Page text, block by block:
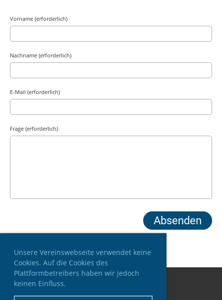
Unsere Vereinswebseite verwendet keine
Cookies. Auf die Cookies des
Plattformbetreibers haben wir jedoch
keinen Einfluss.
Vorname (erforderlich)
Nachname (erforderlich)
E-Mail (erforderlich)
Frage (erforderlich)
© MG Nidwalden